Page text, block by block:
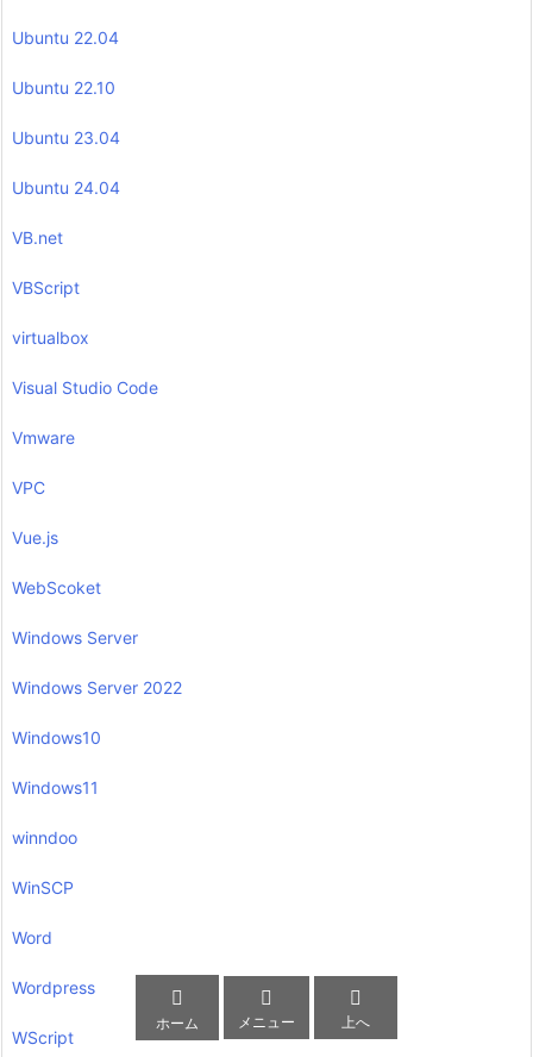
Ubuntu 22.04
Ubuntu 22.10
Ubuntu 23.04
Ubuntu 24.04
VB.net
VBScript
virtualbox
Visual Studio Code
Vmware
VPC
Vue.js
WebScoket
Windows Server
Windows Server 2022
Windows10
Windows11
winndoo
WinSCP
Word
Wordpress
WScript

ホーム

メニュー

上へ